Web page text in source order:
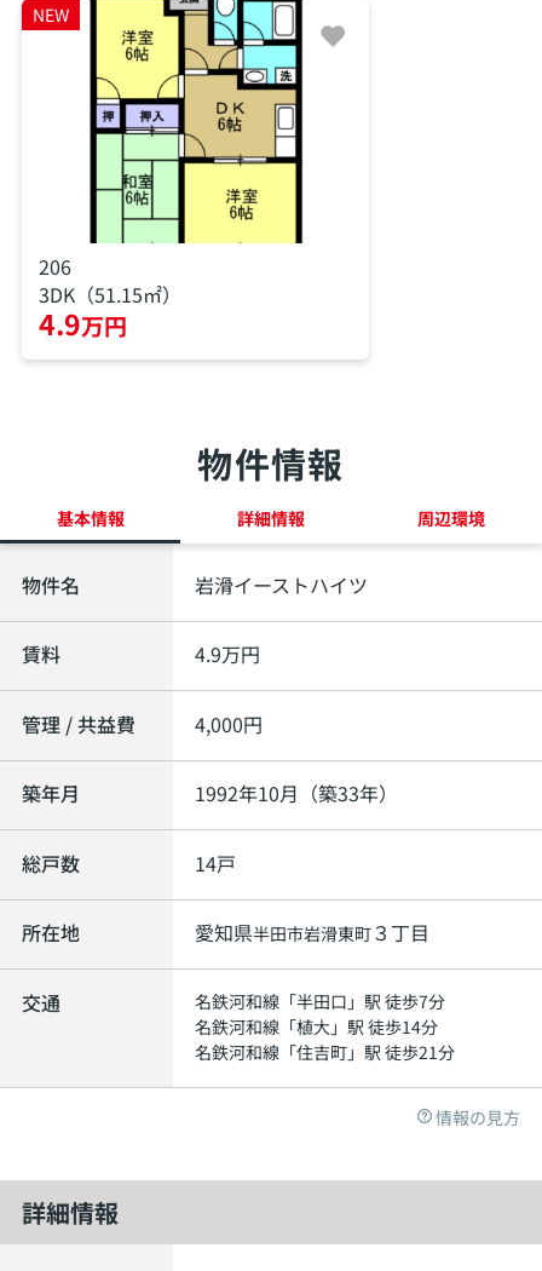
NEW
206
3DK（51.15㎡）
4.9万円
物件情報
基本情報 詳細情報 周辺環境
物件名 岩滑イーストハイツ
賃料 4.9万円
管理 / 共益費 4,000円
築年月 1992年10月（築33年）
総戸数 14戸
所在地 愛知県半田市岩滑東町３丁目
交通 名鉄河和線 「半田口 」駅 徒歩7分
名鉄河和線 「植大」駅 徒歩14分
名鉄河和線 「住吉町」駅 徒歩21分
情報の見方
詳細情報